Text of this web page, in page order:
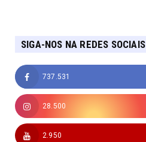
SIGA-NOS NA REDES SOCIAIS
737.531
28.500
2.950